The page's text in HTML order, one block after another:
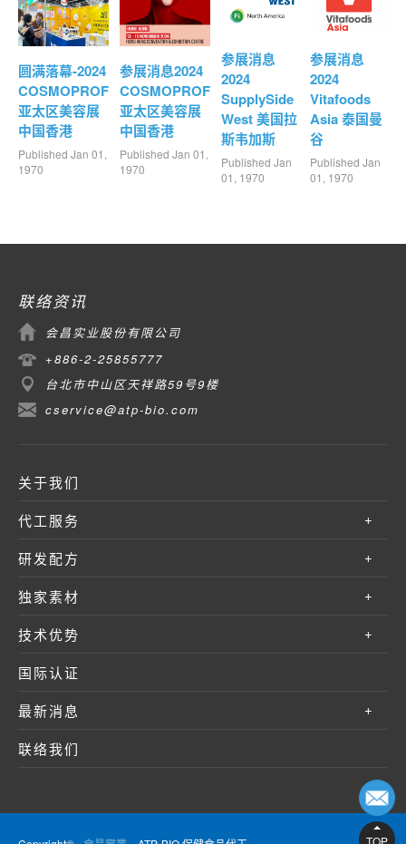
圆满落幕-2024
COSMOPROF
亚太区美容展
中国香港
Published Jan 01,
1970
参展消息2024
COSMOPROF
亚太区美容展
中国香港
Published Jan 01,
1970
参展消息
2024
SupplySide
West 美国拉
斯韦加斯
Published Jan
01, 1970
参展消息
2024
Vitafoods
Asia 泰国曼
谷
Published Jan
01, 1970
联络资讯
会昌实业股份有限公司
+886-2-25855777
台北市中山区天祥路59号9楼
cservice@atp-bio.com
关于我们
代工服务
研发配方
独家素材
技术优势
国际认证
最新消息
联络我们
TOP